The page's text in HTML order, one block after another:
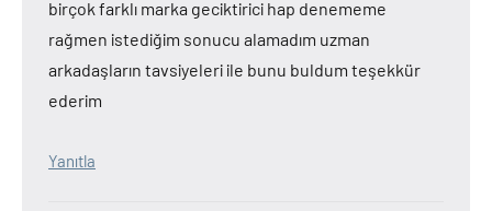
birçok farklı marka geciktirici hap denememe
rağmen istediğim sonucu alamadım uzman
arkadaşların tavsiyeleri ile bunu buldum teşekkür
ederim
Yanıtla